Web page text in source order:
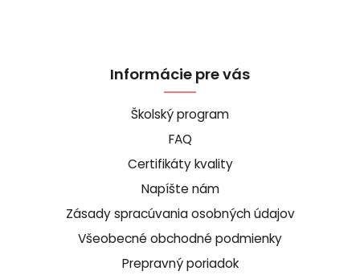
Informácie pre vás
Školský program
FAQ
Certifikáty kvality
Napíšte nám
Zásady spracúvania osobných údajov
Všeobecné obchodné podmienky
Prepravný poriadok